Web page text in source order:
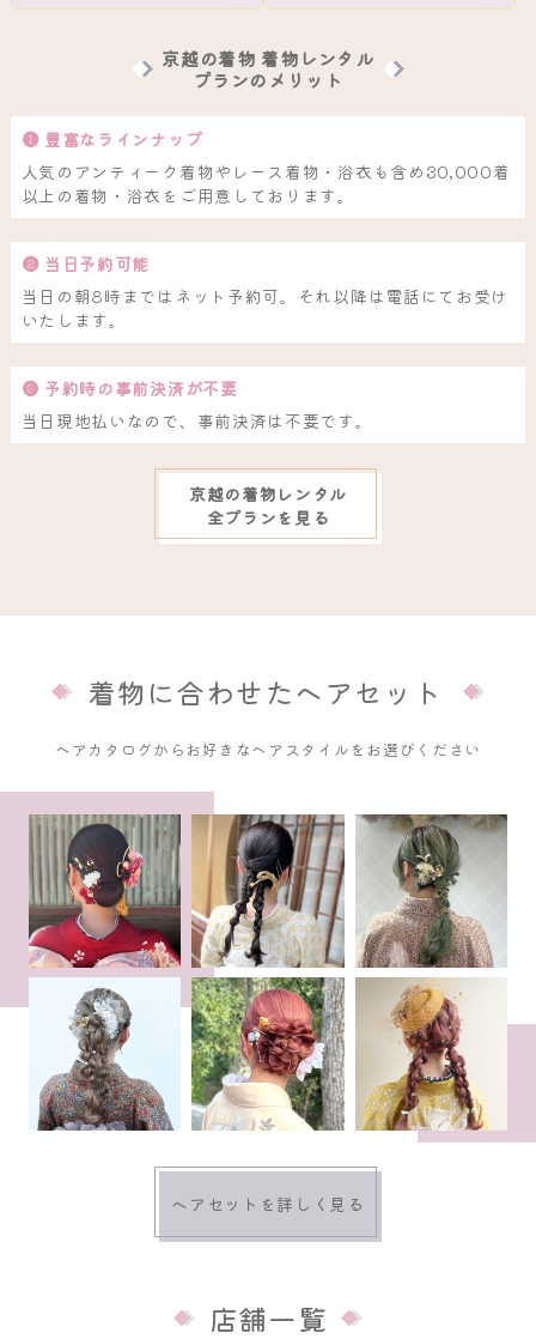
京越の着物 着物レンタル
プランのメリット
❶ 豊富なラインナップ
人気のアンティーク着物やレース着物・浴衣も含め30,000着
以上の着物・浴衣をご用意しております。
❷ 当日予約可能
当日の朝8時まではネット予約可。それ以降は電話にてお受け
いたします。
❸ 予約時の事前決済が不要
当日現地払いなので、事前決済は不要です。
京越の着物レンタル
全プランを見る
着物に合わせたヘアセット
ヘアカタログからお好きなヘアスタイルをお選びください
ヘアセットを詳しく見る
店舗一覧